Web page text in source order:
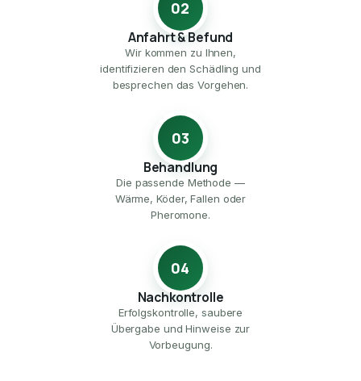
02
Anfahrt & Befund
Wir kommen zu Ihnen,
identifizieren den Schädling und
besprechen das Vorgehen.
03
Behandlung
Die passende Methode —
Wärme, Köder, Fallen oder
Pheromone.
04
Nachkontrolle
Erfolgskontrolle, saubere
Übergabe und Hinweise zur
Vorbeugung.